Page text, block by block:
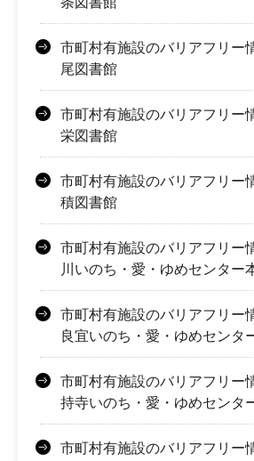
市町村有施設のバリアフリ
尾図書館
市町村有施設のバリアフリ
栄図書館
市町村有施設のバリアフリ
積図書館
市町村有施設のバリアフリ
川いのち・愛・ゆめセンター
市町村有施設のバリアフリ
良宜いのち・愛・ゆめセンタ
市町村有施設のバリアフリ
持寺いのち・愛・ゆめセンタ
市町村有施設のバリアフリ